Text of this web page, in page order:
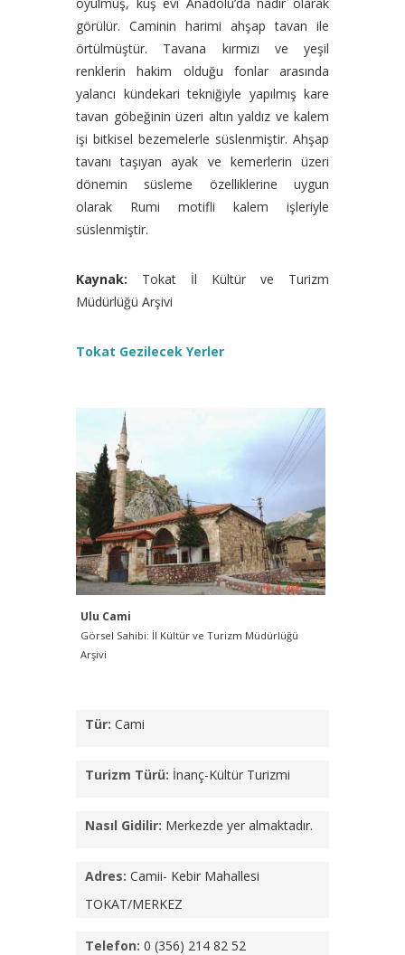
görülür. Caminin harimi ahşap tavan ile
örtülmüştür. Tavana kırmızı ve yeşil
renklerin hakim olduğu fonlar arasında
yalancı kündekari tekniğiyle yapılmış kare
tavan göbeğinin üzeri altın yaldız ve kalem
işi bitkisel bezemelerle süslenmiştir. Ahşap
tavanı taşıyan ayak ve kemerlerin üzeri
dönemin süsleme özelliklerine uygun
olarak Rumi motifli kalem işleriyle
süslenmiştir.
Kaynak: Tokat İl Kültür ve Turizm
Müdürlüğü Arşivi
Tokat Gezilecek Yerler
Ulu Cami
Görsel Sahibi: İl Kültür ve Turizm Müdürlüğü
Arşivi
Tür: Cami
Turizm Türü: İnanç-Kültür Turizmi
Nasıl Gidilir: Merkezde yer almaktadır.
Adres: Camii- Kebir Mahallesi
TOKAT/MERKEZ
Telefon: 0 (356) 214 82 52